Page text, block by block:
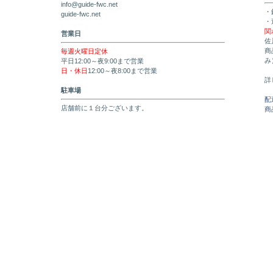
info@guide-fwc.net
guide-fwc.net
営業日
毎週火曜日定休
平日12:00～夜9:00まで営業
日・休日 12:00～夜8:00まで営業
駐車場
店舗前に１台分ございます。
関
佐
商
み
詳
配
商